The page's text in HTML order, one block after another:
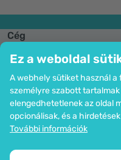
Ez a weboldal
A webhely sütiket használ
személyre szabott
elengedhetetlenek az oldal
opcionálisak, és a
További információk
Cég
Csatlakozzon hozzánk
Segítség és
Bankkártyás fizetési lehetőség.
SSL titkosítással.
Az oldal térképe